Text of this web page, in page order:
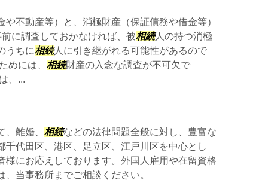
不動産等）と、消極財産（保証債務や借金等）
に調査しておかなければ、被相続人の持つ消極
うちに相続人に引き継がれる可能性があるので
めには、 相続財産の入念な調査が不可欠で
、...
離婚、 相続などの法律問題全般に対し、豊富な
千代田区、港区、足立区、江戸川区を中心とし
様にお応えしております。外国人雇用や在留資格
当事務所までご相談ください。